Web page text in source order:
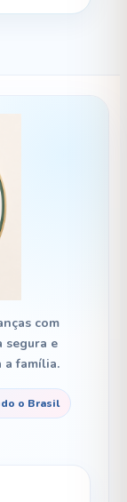
com
segura e
a família.
o Brasil